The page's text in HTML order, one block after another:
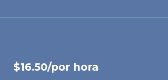
$16.50/por hora